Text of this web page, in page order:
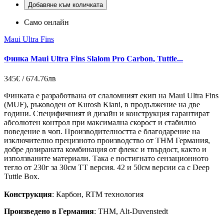
Добавяне към количката
Само онлайн
Maui Ultra Fins
Финка Maui Ultra Fins Slalom Pro Carbon, Tuttle...
345€ / 674.76лв
Финката е разработвана от слаломният екип на Maui Ultra Fins
(MUF), ръководен от Kurosh Kiani, в продължение на две
години. Специфичният ѝ дизайн и конструкция гарантират
абсолютен контрол при максимална скорост и стабилно
поведение в чоп. Производителността е благодарение на
изключително прецизното производство от THM Германия,
добре дозираната комбинация от флекс и твърдост, както и
използваните материали. Така е постигнато сензационното
тегло от 230г за 30см TT версия. 42 и 50см версии са с Deep
Tuttle Box.
Конструкция: Карбон, RTM технология
Произведено в Германия: THM, Alt-Duvenstedt